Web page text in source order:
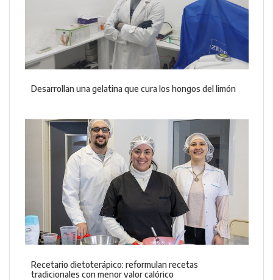
Desarrollan una gelatina que cura los hongos del limón
Recetario dietoterápico: reformulan recetas
tradicionales con menor valor calórico